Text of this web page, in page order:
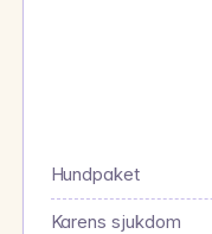
Hundpaket
Karens sjukdom